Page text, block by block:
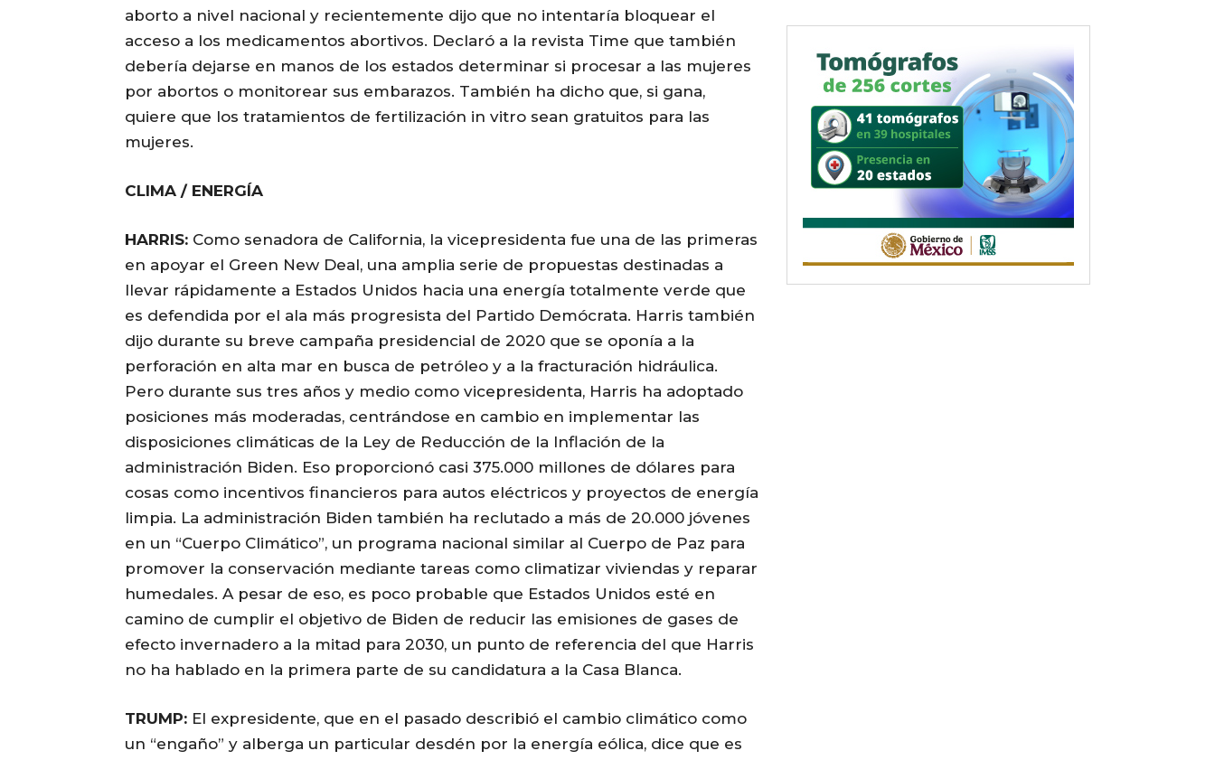
aborto a nivel nacional y recientemente dijo que no intentaría bloquear el
acceso a los medicamentos abortivos. Declaró a la revista Time que también
debería dejarse en manos de los estados determinar si procesar a las mujeres
por abortos o monitorear sus embarazos. También ha dicho que, si gana,
quiere que los tratamientos de fertilización in vitro sean gratuitos para las
mujeres.
CLIMA / ENERGÍA
HARRIS: Como senadora de California, la vicepresidenta fue una de las primeras
en apoyar el Green New Deal, una amplia serie de propuestas destinadas a
llevar rápidamente a Estados Unidos hacia una energía totalmente verde que
es defendida por el ala más progresista del Partido Demócrata. Harris también
dijo durante su breve campaña presidencial de 2020 que se oponía a la
perforación en alta mar en busca de petróleo y a la fracturación hidráulica.
Pero durante sus tres años y medio como vicepresidenta, Harris ha adoptado
posiciones más moderadas, centrándose en cambio en implementar las
disposiciones climáticas de la Ley de Reducción de la Inflación de la
administración Biden. Eso proporcionó casi 375.000 millones de dólares para
cosas como incentivos financieros para autos eléctricos y proyectos de energía
limpia. La administración Biden también ha reclutado a más de 20.000 jóvenes
en un “Cuerpo Climático”, un programa nacional similar al Cuerpo de Paz para
promover la conservación mediante tareas como climatizar viviendas y reparar
humedales. A pesar de eso, es poco probable que Estados Unidos esté en
camino de cumplir el objetivo de Biden de reducir las emisiones de gases de
efecto invernadero a la mitad para 2030, un punto de referencia del que Harris
no ha hablado en la primera parte de su candidatura a la Casa Blanca.
TRUMP: El expresidente, que en el pasado describió el cambio climático como
un “engaño” y alberga un particular desdén por la energía eólica, dice que es